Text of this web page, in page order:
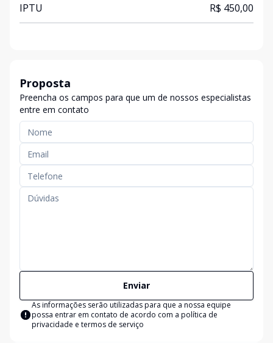
IPTU R$ 450,00
Proposta
Preencha os campos para que um de nossos especialistas
entre em contato
Enviar
As informações serão utilizadas para que a nossa equipe
possa entrar em contato de acordo com a política de
privacidade e termos de serviço